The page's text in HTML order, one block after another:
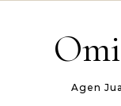
Agen